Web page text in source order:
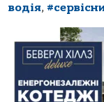
водія,